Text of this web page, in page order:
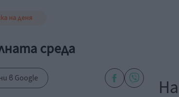
на деня
среда
в Google